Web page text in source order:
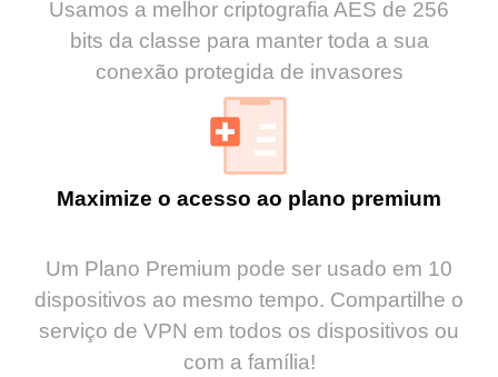
Usamos a melhor criptografia AES de 256
bits da classe para manter toda a sua
conexão protegida de invasores
Maximize o acesso ao plano premium
Um Plano Premium pode ser usado em 10
dispositivos ao mesmo tempo. Compartilhe o
serviço de VPN em todos os dispositivos ou
com a família!